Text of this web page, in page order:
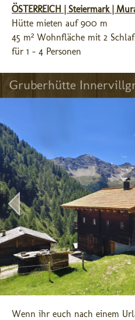
ÖSTERREICH | Steiermark |
Hütte mieten auf 900 m
45 m² Wohnfläche mit 2
für 1 - 4 Personen
Gruberhütte
Wenn ihr euch nach einem